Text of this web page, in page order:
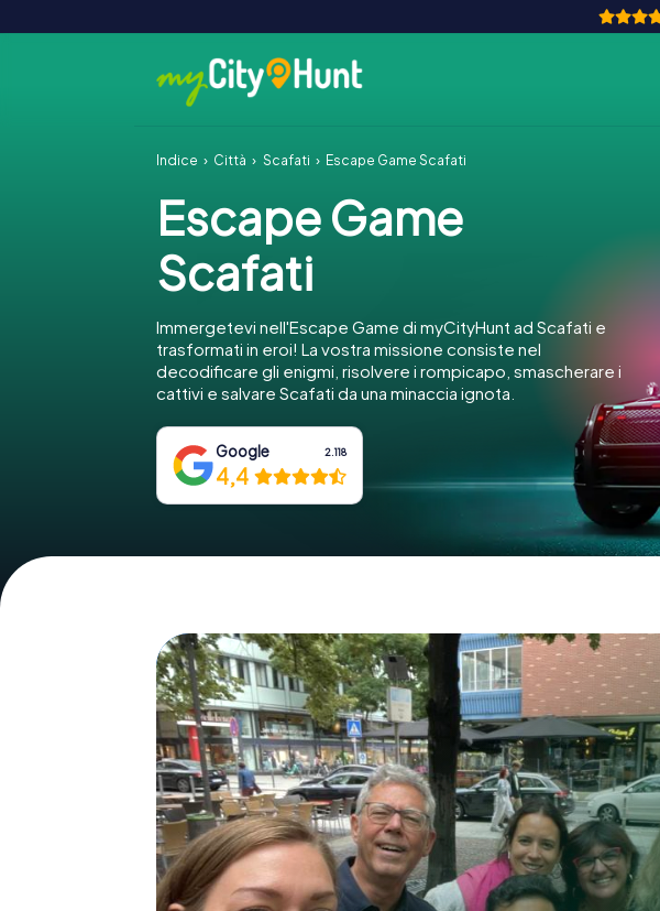
Indice Città Scafati Escape Game Scafati
Escape Game
Scafati
Immergetevi nell'Escape Game di myCityHunt ad Scafati e
trasformati in eroi! La vostra missione consiste nel
decodificare gli enigmi, risolvere i rompicapo, smascherare i
cattivi e salvare Scafati da una minaccia ignota.
Google 2.118
4,4